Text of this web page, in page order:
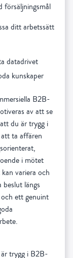
försäljningsmål
ditt arbetssätt
datadrivet
kunskaper
B2B-
av att se
du är trygg i
ta affären
i mötet
variera och
längs
ett genuint
trygg i B2B-